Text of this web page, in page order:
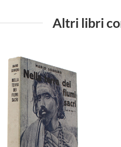
Altri libri